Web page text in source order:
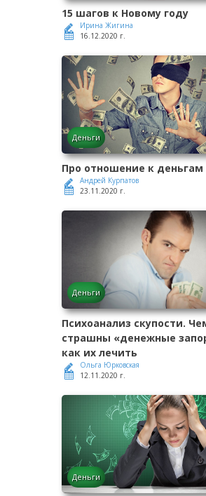
15 шагов к Новому году
Ирина Жигина
16.12.2020 г.
Деньги
Про отношение к деньгам
Андрей Курпатов
23.11.2020 г.
Деньги
Психоанализ скупости.
страшны «денежные
как их лечить
Ольга Юрковская
12.11.2020 г.
Деньги